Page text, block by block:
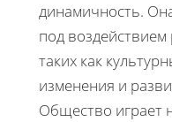
динамичность.
под
таких как
изменения и
Общество играет